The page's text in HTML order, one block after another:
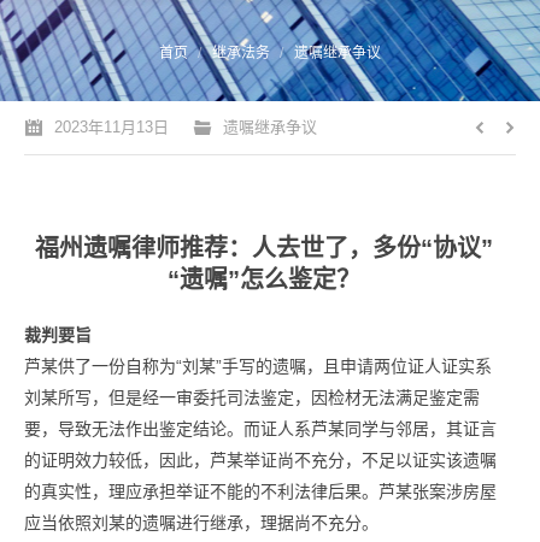
您的位置： 首页 继承法务 遗嘱继承争议
2023年11月13日 遗嘱继承争议
福州遗嘱律师推荐：人去世了，多份“协议”
“遗嘱”怎么鉴定？
裁判要旨
芦某供了一份自称为“刘某”手写的遗嘱，且申请两位证人证实系
刘某所写，但是经一审委托司法鉴定，因检材无法满足鉴定需
要，导致无法作出鉴定结论。而证人系芦某同学与邻居，其证言
的证明效力较低，因此，芦某举证尚不充分，不足以证实该遗嘱
的真实性，理应承担举证不能的不利法律后果。芦某张案涉房屋
应当依照刘某的遗嘱进行继承，理据尚不充分。